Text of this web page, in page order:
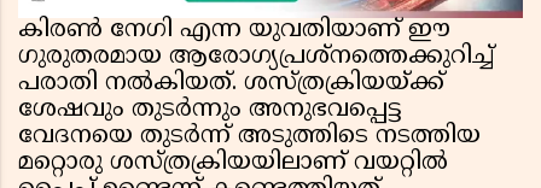
കിരണ്‍ നേഗി എന്ന യുവതിയാണ് ഈ
ഗുരുതരമായ ആരോഗ്യപ്രശ്‌നത്തെക്കുറിച്ച്
പരാതി നല്‍കിയത്. ശസ്ത്രക്രിയയ്ക്ക്
ശേഷവും തുടര്‍ന്നും അനുഭവപ്പെട്ട
വേദനയെ തുടര്‍ന്ന് അടുത്തിടെ നടത്തിയ
മറ്റൊരു ശസ്ത്രക്രിയയിലാണ് വയറ്റില്‍